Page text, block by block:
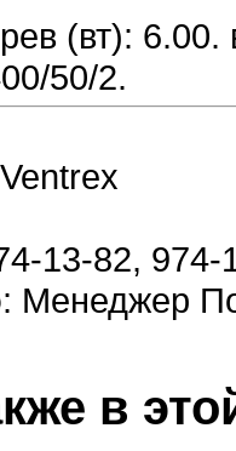
(вт): 6.00.
50/2.
13-82, 974-
: Менеджер
в